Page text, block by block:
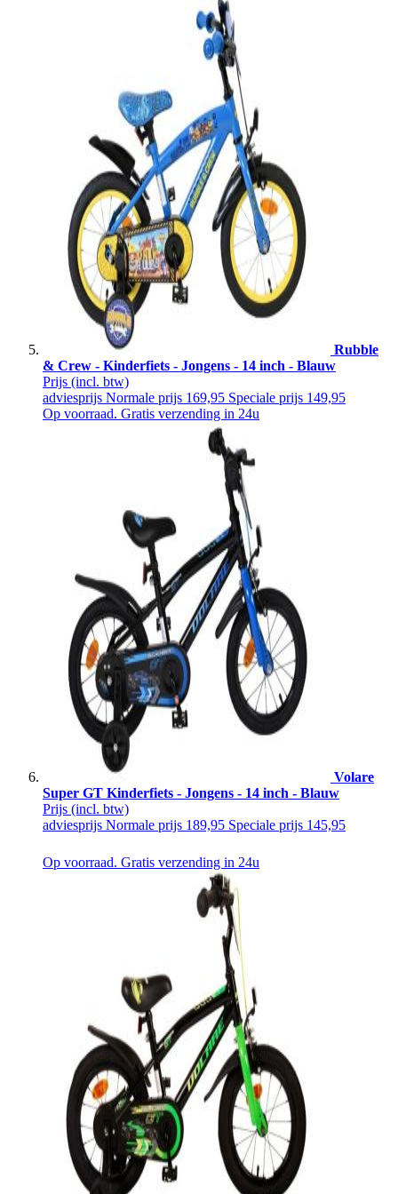
Rubble
& Crew - Kinderfiets - Jongens - 14 inch - Blauw
Prijs (incl. btw)
adviesprijs Normale prijs 169,95 Speciale prijs 149,95
Op voorraad. Gratis verzending in 24u
Volare
Super GT Kinderfiets - Jongens - 14 inch - Blauw
Prijs (incl. btw)
adviesprijs Normale prijs 189,95 Speciale prijs 145,95
Op voorraad. Gratis verzending in 24u